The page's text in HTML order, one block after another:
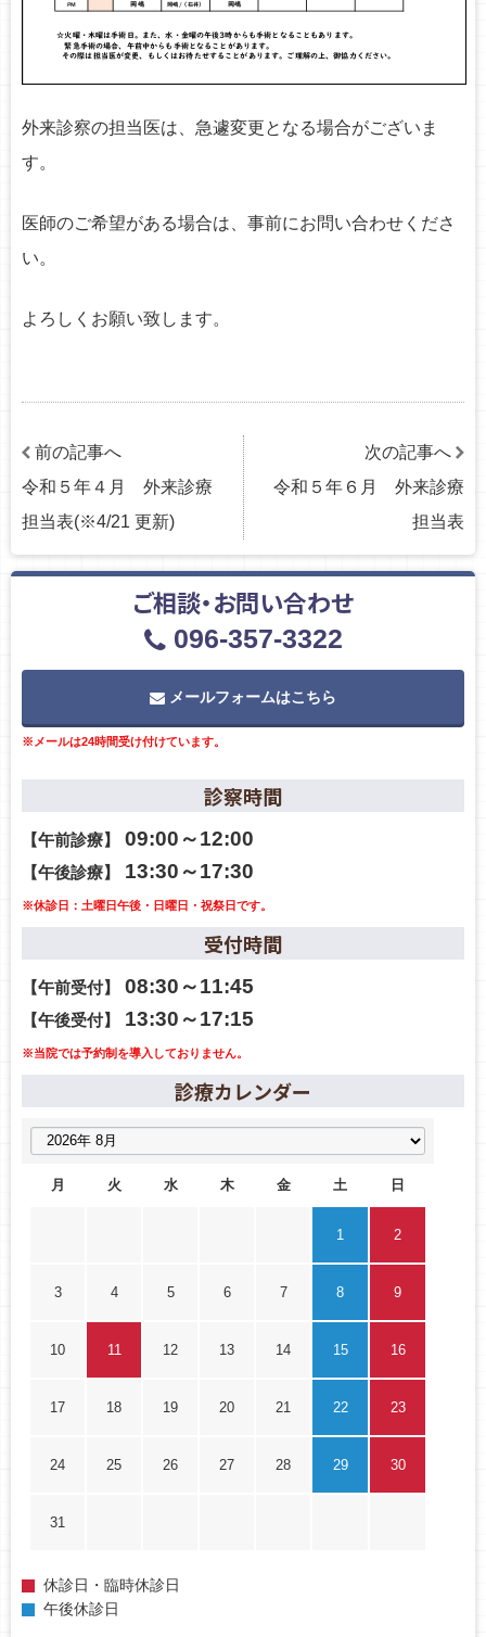
外来診察の担当医は、急遽変更となる場合がございま
す。
医師のご希望がある場合は、事前にお問い合わせくださ
い。
よろしくお願い致します。
前の記事へ
令和５年４月 外来診療
担当表(※4/21 更新)
次の記事へ
令和５年６月 外来診療
担当表
ご相談・お問い合わせ
096-357-3322
メールフォームはこちら
※メールは24時間受け付けています。
診察時間
【午前診療】 09:00～12:00
【午後診療】 13:30～17:30
※休診日：土曜日午後・日曜日・祝祭日です。
受付時間
【午前受付】 08:30～11:45
【午後受付】 13:30～17:15
※当院では予約制を導入しておりません。
診療カレンダー
月 火 水 木 金 土 日
1 2
3 4 5 6 7 8 9
10 11 12 13 14 15 16
17 18 19 20 21 22 23
24 25 26 27 28 29 30
31
休診日・臨時休診日
午後休診日